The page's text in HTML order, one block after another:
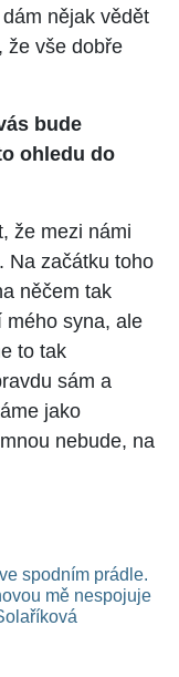
nějak vědět
že vše dobře
bude
ohledu do
že mezi námi
Na začátku toho
něčem tak
mého syna, ale
to tak
sám a
jako
nebude, na
spodním prádle.
mě nespojuje